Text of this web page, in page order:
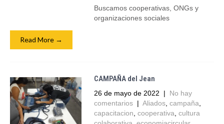
Buscamos cooperativas, ONGs y
organizaciones sociales
Read More →
CAMPAÑA del Jean
26 de mayo de 2022 | No hay
comentarios | Aliados, campaña
capacitacion cooperativa cultura